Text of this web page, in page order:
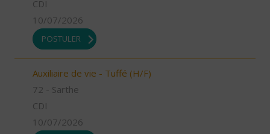
CDI
10/07/2026
POSTULER
Auxiliaire de vie - Tuffé (H/F)
72 - Sarthe
CDI
10/07/2026